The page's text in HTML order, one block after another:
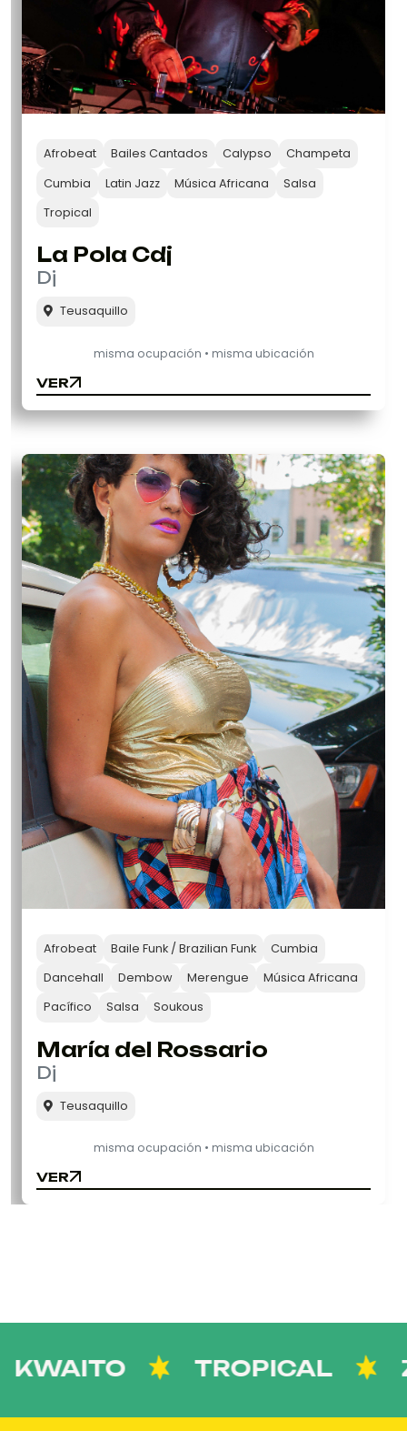
Afrobeat Bailes Cantados Calypso
Champeta
Cumbia
Latin Jazz Música Africana
Salsa
Tropical
La Pola Cdj
Dj
Teusaquillo
misma ocupación • misma ubicación
VER
VER
Afrobeat Baile Funk / Brazilian Funk
Cumbia
Dancehall
Dembow Merengue
Música Africana
Pacífico
Salsa Soukous
María del Rossario
Dj
Teusaquillo
misma ocupación • misma ubicación
VER
VER
TROPICAL